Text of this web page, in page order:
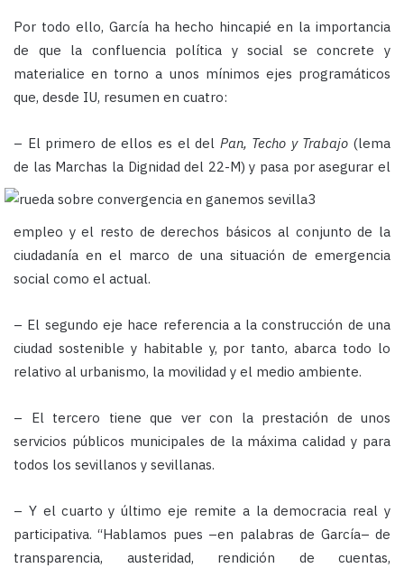
Por todo ello, García ha hecho hincapié en la importancia
de que la confluencia política y social se concrete y
materialice en torno a unos mínimos ejes programáticos
que, desde IU, resumen en cuatro:
– El primero de ellos es el del Pan, Techo y Trabajo (lema
de las Marchas la Dignidad del 22-M) y pasa porasegurar el
empleo y el resto de derechos básicos al conjunto de la
ciudadanía en el marco de una situación de emergencia
social como el actual.
– El segundo eje hace referencia a la construcción de una
ciudad sostenible y habitable y, por tanto, abarca todo lo
relativo al urbanismo, la movilidad y el medio ambiente.
– El tercero tiene que ver con la prestación de unos
servicios públicos municipales de la máxima calidad y para
todos los sevillanos y sevillanas.
– Y el cuarto y último eje remite a la democracia real y
participativa. “Hablamos pues –en palabras de García– de
transparencia, austeridad, rendición de cuentas,